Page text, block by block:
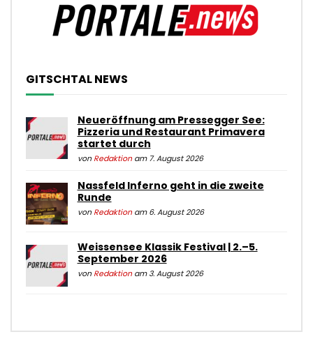
GITSCHTAL NEWS
Neueröffnung am Pressegger See:
Pizzeria und Restaurant Primavera
startet durch
von Redaktionam 7. August 2026
Nassfeld Inferno geht in die zweite
Runde
von Redaktionam 6. August 2026
Weissensee Klassik Festival | 2.–5.
September 2026
von Redaktionam 3. August 2026